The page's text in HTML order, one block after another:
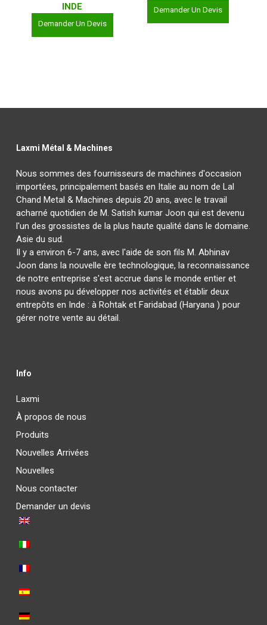
INDE
Demander Un Devis
Demander Un Devis
Laxmi Métal & Machines
Nous sommes des fournisseurs de machines d'occasion
importées, principalement basés en Italie au nom de Lal
Chand Metal & Machines depuis 20 ans, avec le travail
acharné quotidien de M. Satish kumar Joon qui est devenu
l'un des grossistes de la plus haute qualité dans le domaine.
Asie du sud.
Il y a environ 6-7 ans, avec l'aide de son fils M. Abhinav
Joon dans la nouvelle ère technologique, la reconnaissance
de notre entreprise s'est accrue dans le monde entier et
nous avons pu développer nos activités et établir deux
entrepôts en Inde : à Rohtak et Faridabad (Haryana ) pour
gérer notre vente au détail.
Info
Laxmi
À propos de nous
Produits
Nouvelles Arrivées
Nouvelles
Nous contacter
Demander un devis